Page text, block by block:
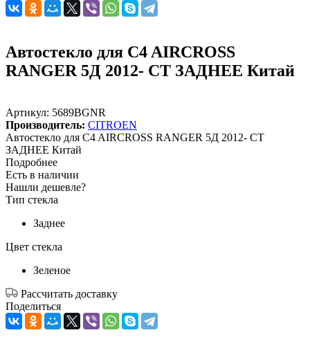
Автостекло для C4 AIRCROSS
RANGER 5Д 2012- СТ ЗАДНЕЕ Китай
Артикул: 5689BGNR
Производитель: CITROEN
Автостекло для C4 AIRCROSS RANGER 5Д 2012- СТ
ЗАДНЕЕ Китай
Подробнее
Есть в наличии
Нашли дешевле?
Тип стекла
Заднее
Цвет стекла
Зеленое
Рассчитать доставку
Поделиться